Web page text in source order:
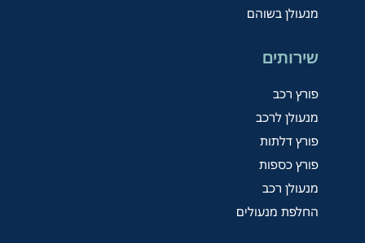
מנעולן בשוהם
שירותים
פורץ רכב
מנעולן לרכב
פורץ דלתות
פורץ כספות
מנעולן רכב
החלפת מנעולים